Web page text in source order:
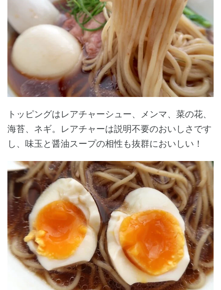
トッピングはレアチャーシュー、メンマ、菜の花、
海苔、ネギ。レアチャーは説明不要のおいしさです
し、味玉と醤油スープの相性も抜群においしい！